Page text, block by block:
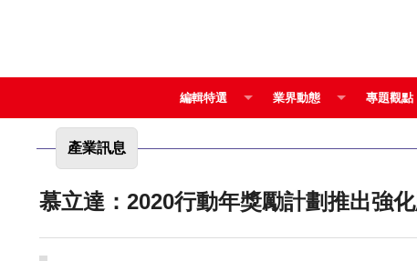
編輯特選 業界動態 專題觀點
產業訊息
慕立達：2020行動年獎勵計劃推出強